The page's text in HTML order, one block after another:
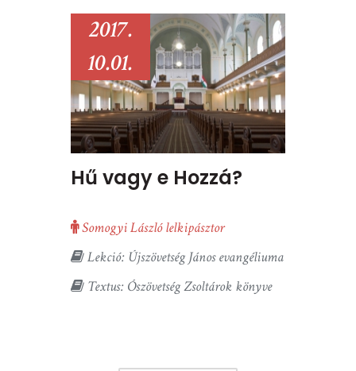
Hű vagy e Hozzá?
2017.
10.01.
Somogyi László lelkipásztor
Lekció: Újszövetség János evangéliuma
Textus: Ószövetség Zsoltárok könyve